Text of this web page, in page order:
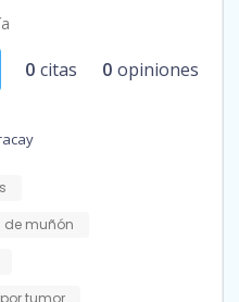
0 citas 0 opiniones
muñón
tumor